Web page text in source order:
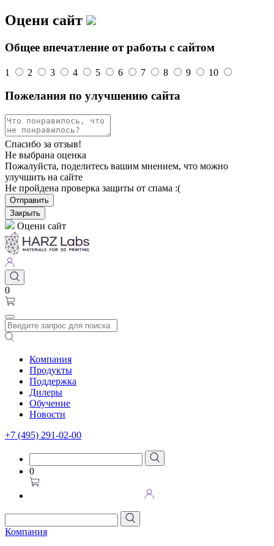
Оцени сайт
Общее впечатление от работы с сайтом
1 2 3 4 5 6 7 8 9 10
Пожелания по улучшению сайта
Спасибо за отзыв!
Не выбрана оценка
Пожалуйста, поделитесь вашим мнением, что можно
улучшить на сайте
Не пройдена проверка защиты от спама :(
Отправить
Закрыть
Оцени сайт
0
Компания
Продукты
Поддержка
Дилеры
Обучение
Новости
+7 (495) 291-02-00
0
Компания